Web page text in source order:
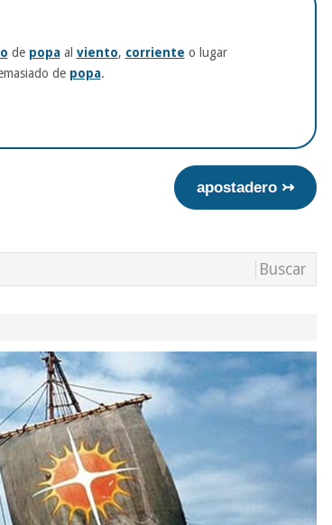
de popaal viento, corriente o lugar
de popa.
apostadero ↣